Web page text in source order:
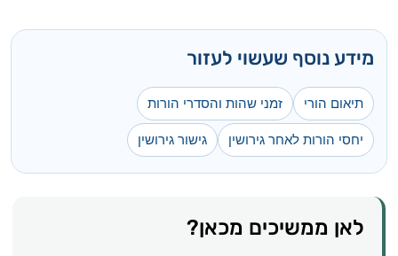
מידע נוסף שעשוי לעזור
תיאום הורי זמני שהות והסדרי הורות
יחסי הורות לאחר גירושין גישור גירושין
לאן ממשיכים מכאן?